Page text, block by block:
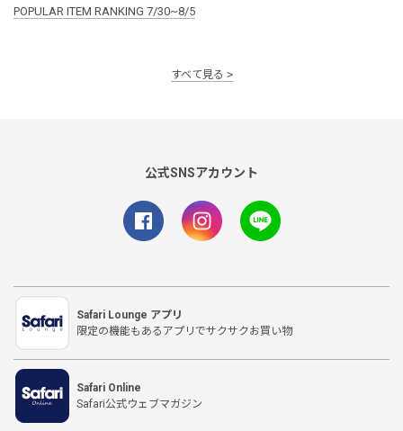
POPULAR ITEM RANKING 7/30~8/5
すべて見る
公式SNSアカウント
Safari Lounge アプリ
限定の機能もあるアプリでサクサクお買い物
Safari Online
Safari公式ウェブマガジン